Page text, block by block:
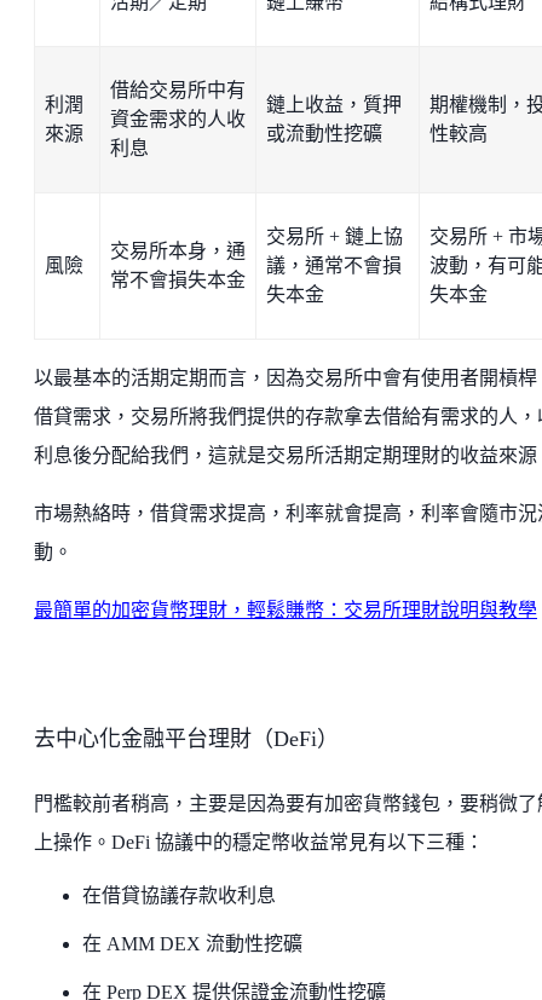
利潤
來源
借給交易所中有
資金需求的人收
利息
鏈上收益，質押
或流動性挖礦
期權機制，
性較高
風險
交易所本身，通
常不會損失本金
交易所 + 鏈上協
議，通常不會損
失本金
交易所 + 市
波動，有可
失本金
以最基本的活期定期而言，因為交易所中會有使用者開槓桿
借貸需求，交易所將我們提供的存款拿去借給有需求的人，
利息後分配給我們，這就是交易所活期定期理財的收益來源
市場熱絡時，借貸需求提高，利率就會提高，利率會隨市況
動。
最簡單的加密貨幣理財，輕鬆賺幣：交易所理財說明與教學
去中心化金融平台理財（DeFi）
門檻較前者稍高，主要是因為要有加密貨幣錢包，要稍微了
上操作。DeFi 協議中的穩定幣收益常見有以下三種：
在借貸協議存款收利息
在 AMM DEX 流動性挖礦
在 Perp DEX 提供保證金流動性挖礦